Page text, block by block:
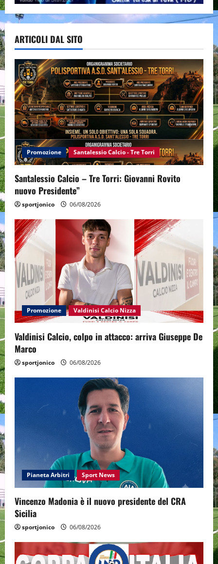
ARTICOLI DAL SITO
Promozione Santalessio Calcio - Tre Torri
Santalessio Calcio – Tre Torri: Giovanni Rovito
nuovo Presidente”
sportjonico 06/08/2026
Promozione Valdinisi Calcio Nizza
Valdinisi Calcio, colpo in attacco: arriva Giuseppe De
Marco
sportjonico 06/08/2026
Pianeta Arbitri Sport News
Vincenzo Madonia è il nuovo presidente del CRA
Sicilia
sportjonico 06/08/2026